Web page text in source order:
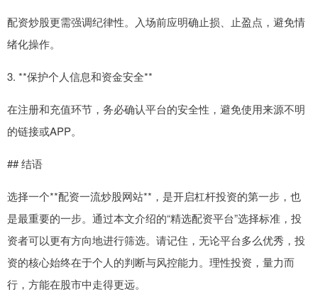
配资炒股更需强调纪律性。入场前应明确止损、止盈点，避免情
绪化操作。
3. **保护个人信息和资金安全**
在注册和充值环节，务必确认平台的安全性，避免使用来源不明
的链接或APP。
## 结语
选择一个**配资一流炒股网站**，是开启杠杆投资的第一步，也
是最重要的一步。通过本文介绍的“精选配资平台”选择标准，投
资者可以更有方向地进行筛选。请记住，无论平台多么优秀，投
资的核心始终在于个人的判断与风控能力。理性投资，量力而
行，方能在股市中走得更远。